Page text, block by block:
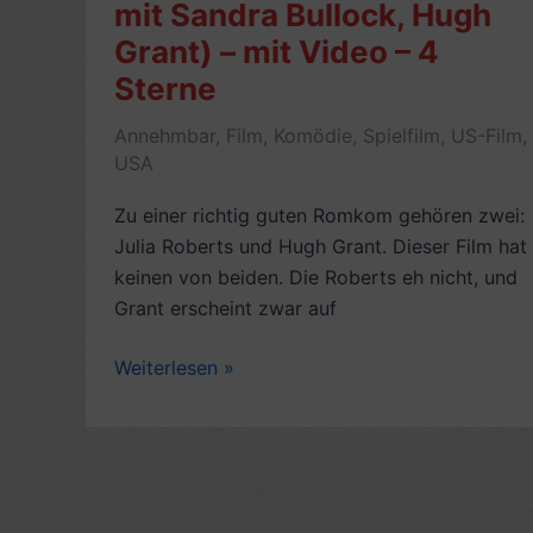
Ein
Song
für
Dich
(2007,
mit
Grant,
Drew
Barrymore;
mit
mit Sandra Bullock, Hugh
Grant) – mit Video – 4
Sterne
Annehmbar, Film , Komödie, Spielfilm , US-Film ,
USA
Zu einer richtig guten Romkom gehören zwei:
Julia Roberts und Hugh Grant. Dieser Film hat
keinen von beiden. Die Roberts eh nicht, und
Grant erscheint zwar auf
Romantische
Weiterlesen »